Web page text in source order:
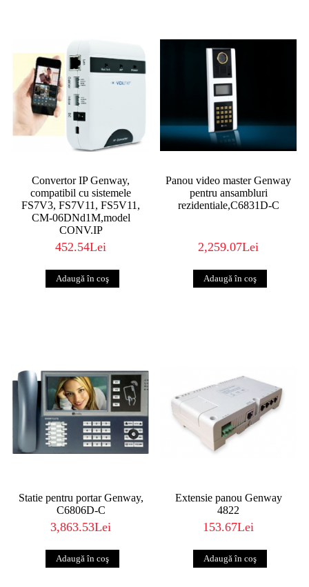
Convertor IP Genway,
compatibil cu sistemele
FS7V3, FS7V11, FS5V11,
CM-06DNd1M,model
CONV.IP
452.54Lei
Panou video master Genway
pentru ansambluri
rezidentiale,C6831D-C
2,259.07Lei
Statie pentru portar Genway,
C6806D-C
3,863.53Lei
Extensie panou Genway
4822
153.67Lei